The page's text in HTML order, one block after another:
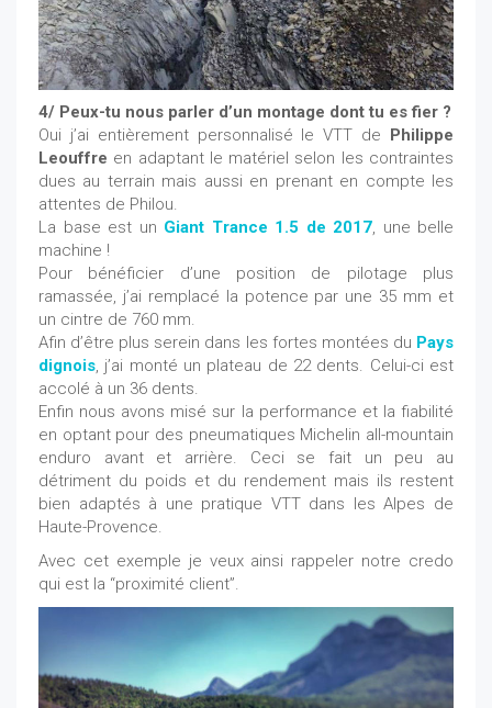
4/ Peux-tu nous parler d’un montage dont tu es fier ?
Oui j’ai entièrement personnalisé le VTT de Philippe
Leouffre en adaptant le matériel selon les contraintes
dues au terrain mais aussi en prenant en compte les
attentes de Philou.
La base est un Giant Trance 1.5 de 2017, une belle
machine !
Pour bénéficier d’une position de pilotage plus
ramassée, j’ai remplacé la potence par une 35 mm et
un cintre de 760 mm.
Afin d’être plus serein dans les fortes montées du Pays
dignois, j’ai monté un plateau de 22 dents. Celui-ci est
accolé à un 36 dents.
Enfin nous avons misé sur la performance et la fiabilité
en optant pour des pneumatiques Michelin all-mountain
enduro avant et arrière. Ceci se fait un peu au
détriment du poids et du rendement mais ils restent
bien adaptés à une pratique VTT dans les Alpes de
Haute-Provence.
Avec cet exemple je veux ainsi rappeler notre credo
qui est la “proximité client”.